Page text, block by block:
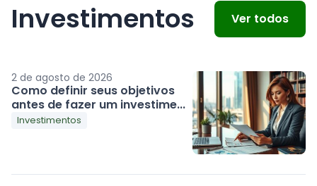
Investimentos Ver todos
2 de agosto de 2026
Como definir seus objetivos
antes de fazer um investime...
Investimentos